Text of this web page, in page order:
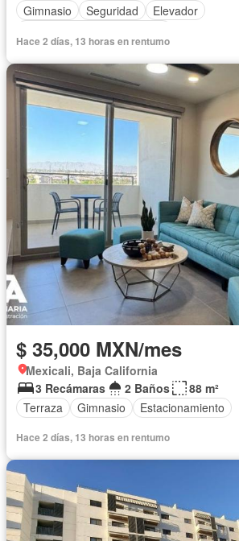
Gimnasio
Seguridad
Elevador
Hace 2 días, 13 horas en rentumo
$ 35,000 MXN/mes
Mexicali, Baja California
3 Recámaras
2 Baños
88 m²
Terraza
Gimnasio Estacionamiento
Hace 2 días, 13 horas en rentumo